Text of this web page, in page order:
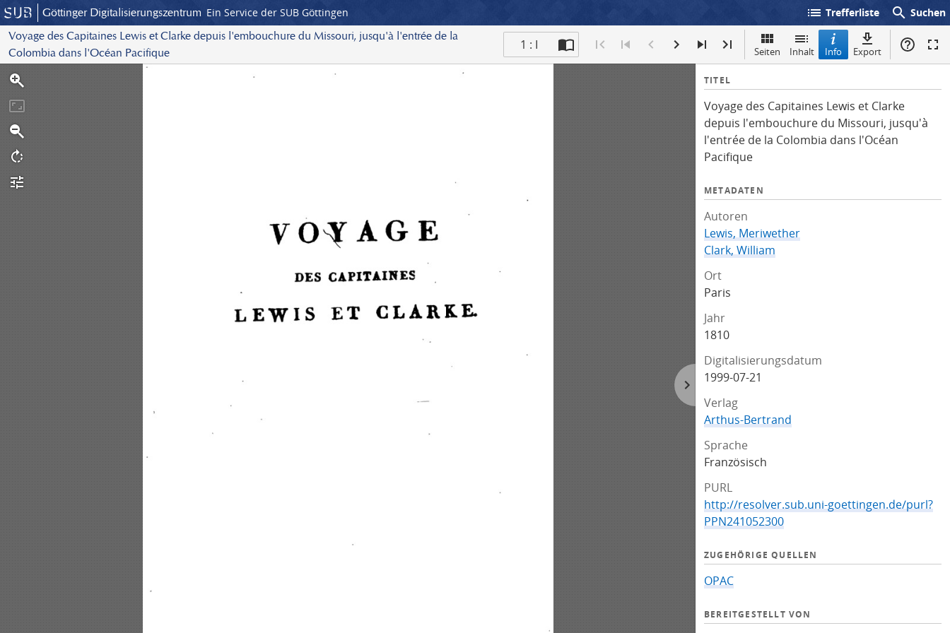
Göttinger Digitalisierungszentrum Ein Service der SUB Göttingen list Trefferliste search Suchen
Voyage des Capitaines Lewis et Clarke depuis l'embouchure du Missouri, jusqu'à l'entrée de la
Colombia dans l'Océan Pacifique
1 : I Seiten Inhalt Info Export
I
f
o
TITEL
Voyage des Capitaines Lewis et Clarke
depuis l'embouchure du Missouri, jusqu'à
l'entrée de la Colombia dans l'Océan
Pacifique
METADATEN
Autoren
Lewis, Meriwether
Clark, William
Ort
Paris
Jahr
1810
Digitalisierungsdatum
1999-07-21
Verlag
Arthus-Bertrand
Sprache
Französisch
PURL
http://resolver.sub.uni-goettingen.de/purl?
PPN241052300
ZUGEHÖRIGE QUELLEN
OPAC
BEREITGESTELLT VON